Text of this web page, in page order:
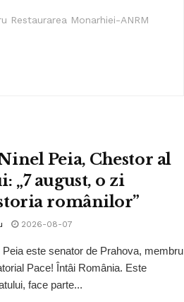
Restaurarea Monarhiei-ANRM
Peia, Chestor al
„7 august, o zi
românilor”
2026-08-07
Peia este senator de Prahova, membru
Pace! Întâi România. Este
face parte...